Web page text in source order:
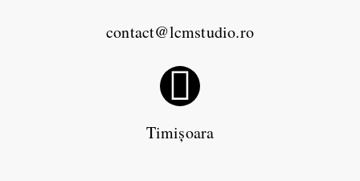
contact@lcmstudio.ro
Timișoara